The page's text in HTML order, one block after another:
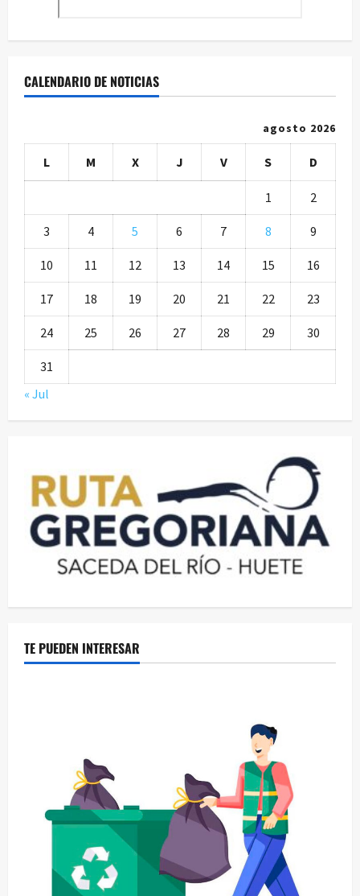
CALENDARIO DE NOTICIAS
agosto 2026
L M X J V S D
1 2
3 4 5 6 7 8 9
10 11 12 13 14 15 16
17 18 19 20 21 22 23
24 25 26 27 28 29 30
31
« Jul
TE PUEDEN INTERESAR